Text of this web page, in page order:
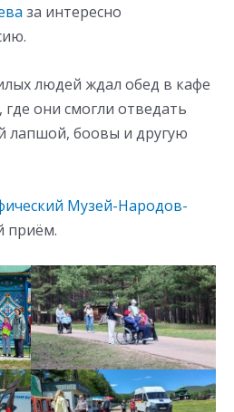
за интересно
людей ждал обед в кафе
они смогли отведать
лапшой, боовы и другую
Музей-Народов-
приём.